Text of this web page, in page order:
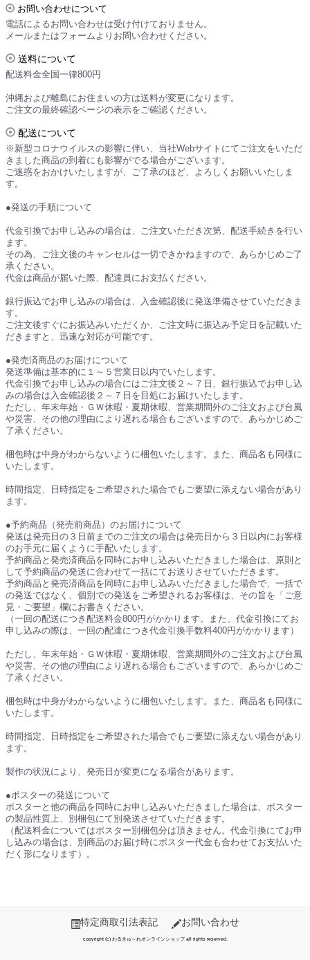
お問い合わせについて
電話によるお問い合わせは受け付けておりません。
メールまたはフォームよりお問い合わせください。
送料について
配送料金全国一律800円
沖縄および離島にお住まいの方は送料が変更になります。
ご注文の最終確認ページの表示をご確認ください。
配送について
※新型コロナウイルスの影響に伴い、当社Webサイトにてご注文をいただ
きました商品の到着にも影響がでる場合がございます。
ご迷惑をおかけいたしますが、ご了承のほど、よろしくお願いいたしま
す。
●発送の手順について
代金引換でお申し込みの場合は、ご注文いただき次第、配送手続きを行い
ます。
その為、ご注文後のキャンセルは一切できかねますので、あらかじめご了
承ください。
代金は商品が届いた際、配達員にお支払ください。
銀行振込でお申し込みの場合は、入金確認後に発送準備させていただきま
す。
ご注文後すぐにお振込みいただくか、ご注文時に振込み予定日を記載いた
だきますと、迅速な対応が可能です。
●発売済商品のお届けについて
発送準備は基本的に１～５営業日以内でいたします。
代金引換でお申し込みの場合にはご注文後２～７日、銀行振込でお申し込
みの場合は入金確認後２～７日を目処にお届けいたします。
ただし、年末年始・ＧＷ休暇・夏期休暇、営業期間外のご注文および台風
や災害、その他の理由により遅れる場合もございますので、あらかじめご
了承ください。
梱包時は中身がわからないように梱包いたします。また、商品名も同様に
いたします。
時間指定、日時指定をご希望された場合でもご要望に添えない場合があり
ます。
●予約商品（発売前商品）のお届けについて
発送は発売日の３日前までのご注文の場合は発売日から３日以内にお客様
のお手元に届くように手配いたします。
予約商品と発売済商品を同時にお申し込みいただきました場合は、原則と
して予約商品の発送に合わせて一括にてお送りさせていただきます。
予約商品と発売済商品を同時にお申し込みいただきました場合で、一括で
の発送ではなく、個別での発送をご希望されるお客様は、その旨を「ご意
見・ご要望」欄にお書きください。
（一回の配送につき配送料金800円がかかります。また、代金引換にてお
申し込みの際は、一回の配達につき代金引換手数料400円がかかります）
ただし、年末年始・ＧＷ休暇・夏期休暇、営業期間外のご注文および台風
や災害、その他の理由により遅れる場合もございますので、あらかじめご
了承ください。
梱包時は中身がわからないように梱包いたします。また、商品名も同様に
いたします。
時間指定、日時指定をご希望された場合でもご要望に添えない場合があり
ます。
製作の状況により、発売日が変更になる場合があります。
●ポスターの発送について
ポスターと他の商品を同時にお申し込みいただきました場合は、ポスター
の製品性質上、別梱包にて別発送させていただきます。
（配送料金についてはポスター別梱包分は頂きません。代金引換にてお申
し込みの場合は、別商品のお届け時にポスター代金も合わせてお支払いた
だく形になります）。
特定商取引法表記 お問い合わせ
copyright (c) わるきゅ～れオンラインショップ all rights reserved.